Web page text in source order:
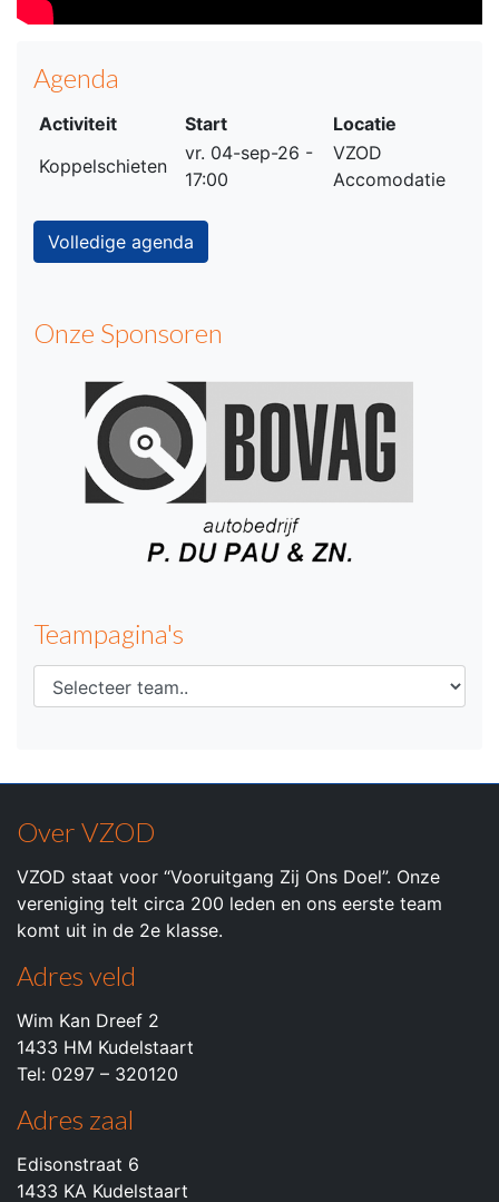
Agenda
Activiteit Start
Locatie
Koppelschieten
vr. 04-sep-26 -
17:00
VZOD
Accomodatie
Volledige agenda
Onze Sponsoren
Teampagina's
Over VZOD
VZOD staat voor “Vooruitgang Zij Ons Doel”. Onze
vereniging telt circa 200 leden en ons eerste team
komt uit in de 2e klasse.
Adres veld
Wim Kan Dreef 2
1433 HM Kudelstaart
Tel: 0297 – 320120
Adres zaal
Edisonstraat 6
1433 KA Kudelstaart